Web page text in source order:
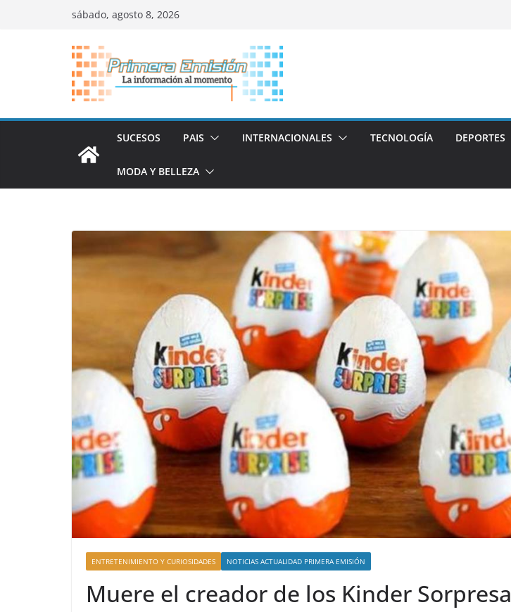
sábado, agosto 8, 2026
SUCESOS PAIS INTERNACIONALES TECNOLOGÍA DEPORTES
MODA Y BELLEZA
ENTRETENIMIENTO Y CURIOSIDADES NOTICIAS ACTUALIDAD PRIMERA EMISIÓN
Muere el creador de los Kinder Sorpresa